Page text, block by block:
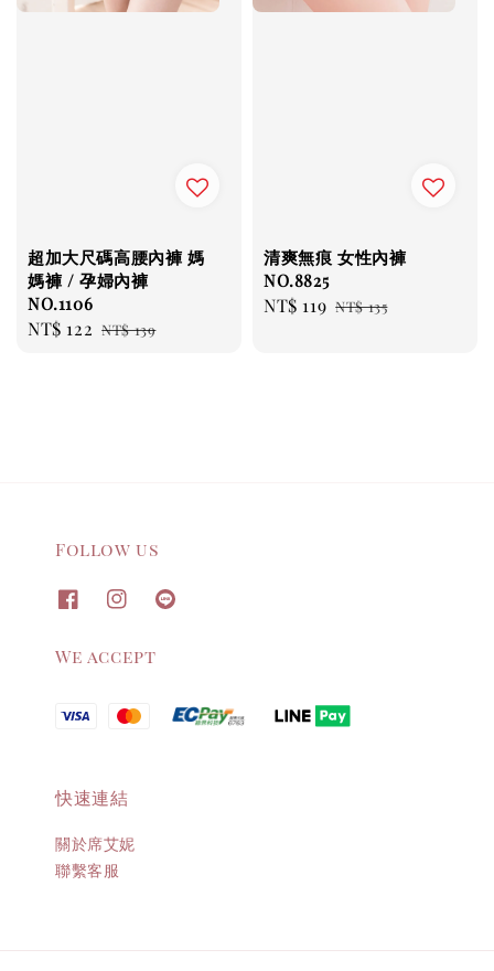
超加大尺碼高腰內褲 媽
媽褲 / 孕婦內褲
NO.1106
Sale
NT$ 122 Regular
NT$ 139
清爽無痕 女性內褲
NO.8825
Sale
NT$ 119 Regular
NT$ 135
Follow us
We accept
快速連結
關於席艾妮
聯繫客服